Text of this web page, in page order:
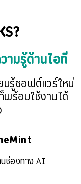
ามรู้ด้านไอที
รู้ซอฟต์แวร์ใหม่
ร้อมใช้งานได้
ช่องทาง AI